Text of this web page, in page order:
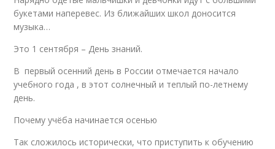
букетами наперевес. Из ближайших школ доносится
музыка…
Это 1 сентября – День знаний.
В первый осенний день в России отмечается начало
учебного года , в этот солнечный и теплый по-летнему
день.
Почему учёба начинается осенью
Так сложилось исторически, что приступить к обучению